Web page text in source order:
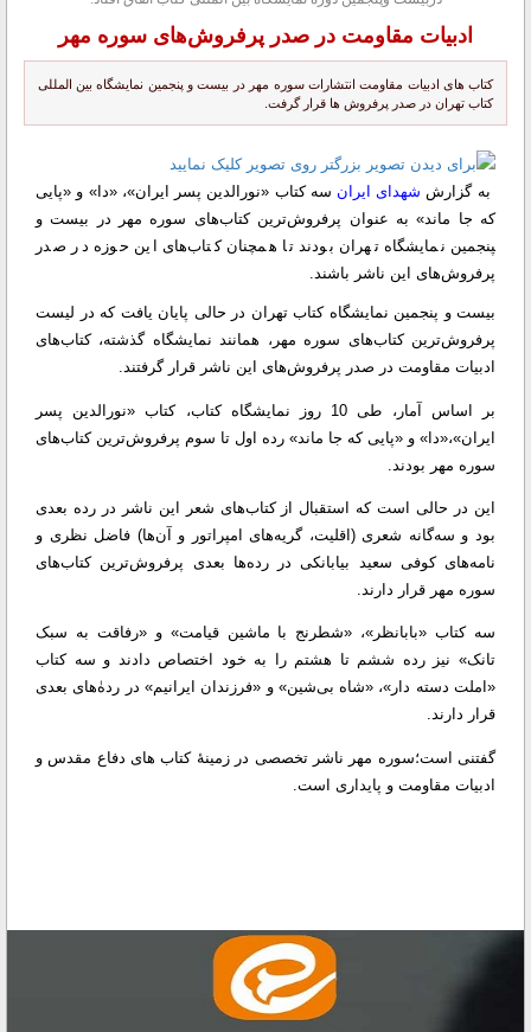
ادبیات مقاومت در صدر پرفروش‌های سوره مهر
کتاب های ادبیات مقاومت انتشارات سوره مهر در بیست و پنجمین نمایشگاه بین المللی
کتاب تهران در صدر پرفروش ها قرار گرفت.
به گزارش شهدای ایران سه کتاب «نورالدین پسر ایران»، «دا» و «پایی
که جا ماند» به عنوان پرفروش‌ترین کتاب‌های سوره مهر در بیست و
‍‍پنجمین نمایشگاه تهران بودند تا همچنان کتاب‌های این حوزه در صدر
پرفروش‌های این ناشر باشند.
بیست و پنجمین نمایشگاه کتاب تهران در حالی پایان یافت که در لیست
پرفروش‌ترین کتاب‌های سوره مهر، همانند نمایشگاه گذشته، کتاب‌های
ادبیات مقاومت در صدر پرفروش‌های این ناشر قرار گرفتند.
بر اساس آمار، طی 10 روز نمایشگاه کتاب، کتاب «نورالدین پسر
ایران»،«دا» و «پایی که جا ماند» رده اول تا سوم پرفروش‌ترین کتاب‌های
سوره مهر بودند.
این در حالی است که استقبال از کتاب‌های شعر این ناشر در رده بعدی
بود و سه‌گانه شعری (اقلیت، گریه‌های امپراتور و آن‌ها) فاضل نظری و
نامه‌های کوفی سعید بیابانکی در رده‌ها بعدی پرفروش‌ترین کتاب‌های
سوره مهر قرار دارند.
سه کتاب «بابانظر»، «شطرنج با ماشین قیامت» و «رفاقت به سبک
تانک» نیز رده ششم تا هشتم را به خود اختصاص دادند و سه کتاب
«املت دسته دار»، «شاه بی‌شین» و «فرزندان ایرانیم» در ردهٰ‌های بعدی
قرار دارند.
گفتنی است؛سوره مهر ناشر تخصصی در زمینۀ کتاب های دفاع مقدس و
ادبیات مقاومت و پایداری است.